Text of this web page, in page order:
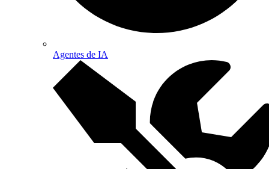
Agentes de IA